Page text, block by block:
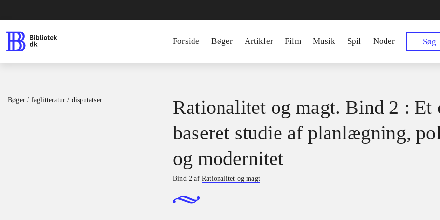
Forside Bøger Artikler Film Musik Spil Noder Søg
Bøger / faglitteratur / disputatser
Rationalitet og magt. Bind 2 : Et
baseret studie af planlægning,
og modernitet
Bind 2 afRationalitet og magt